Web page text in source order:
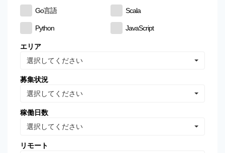
Go言語 Scala
Python JavaScript
CSS
MySQL
Oracle Database
Linux
VB.NET
WordPress
エリア
選択してください
募集状況
選択してください
稼働日数
選択してください
リモート